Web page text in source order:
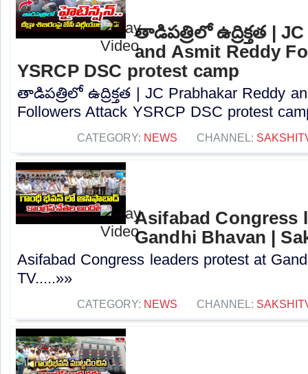
తాడిపత్రిలో ఉద్రిక్తత |
and Asmit Reddy
YSRCP DSC protest camp
తాడిపత్రిలో ఉద్రిక్తత | JC Prabhakar Reddy
Followers Attack YSRCP DSC protest
CATEGORY: NEWS CHANNEL:
Asifabad Congress
Gandhi Bhavan |
Asifabad Congress leaders protest at
TV.....»»
CATEGORY: NEWS CHANNEL: